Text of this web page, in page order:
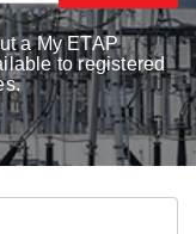
a My ETAP
to registered